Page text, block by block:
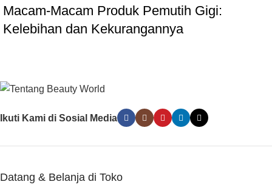
Macam-Macam Produk Pemutih Gigi:
Kelebihan dan Kekurangannya
Ikuti Kami di Sosial Media
Datang & Belanja di Toko